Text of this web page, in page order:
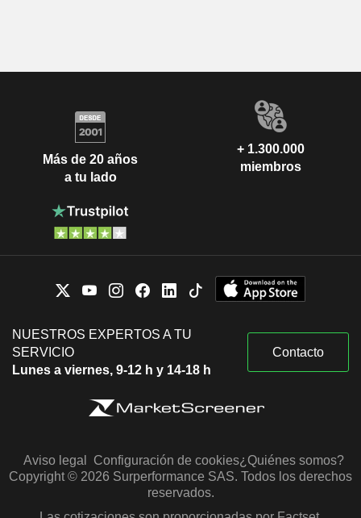
Más de 20 años
a tu lado
+ 1.300.000
miembros
NUESTROS EXPERTOS A TU
SERVICIO
Lunes a viernes, 9-12 h y 14-18 h
Contacto
Aviso legal Configuración de cookies¿Quiénes somos?
Copyright © 2026 Surperformance SAS. Todos los derechos
reservados.